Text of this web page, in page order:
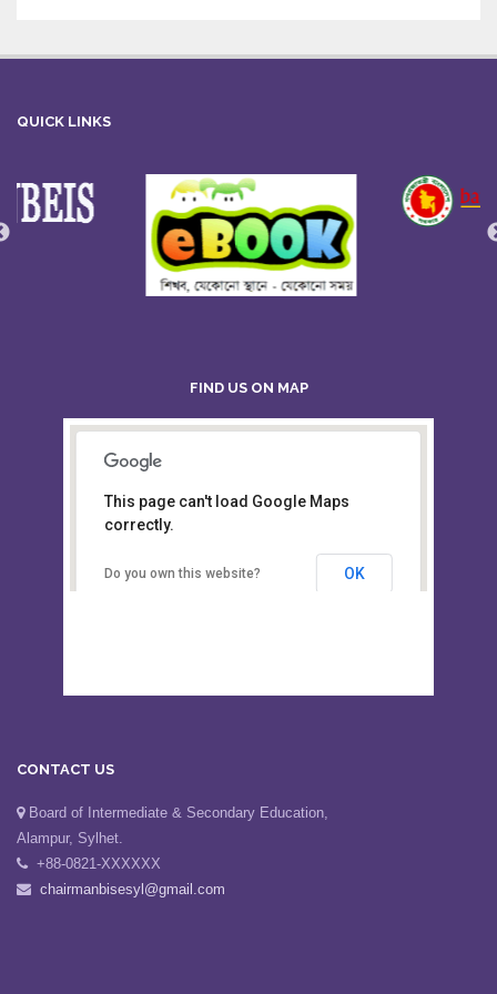
QUICK LINKS
FIND US ON MAP
Board of Intermediate &
Secondary Education, Alampur,
This page can't load Google Maps
correctly.
Do you own this website? OK
CONTACT US
Board of Intermediate & Secondary Education,
Alampur, Sylhet.
+88-0821-XXXXXX
chairmanbisesyl@gmail.com